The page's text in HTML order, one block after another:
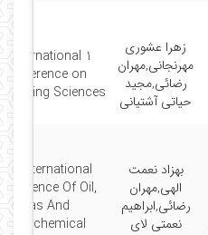
زهرا عشوری
مهرنجانی,مهران
رضائی,مجید
حیاتی آشتیانی
st International
Conference on
Sciences
بهزاد نعمت
الهی,مهران
رضائی,ابراهیم
نعمتی لای
International
Of Oil,
Gas And
Petrochemical